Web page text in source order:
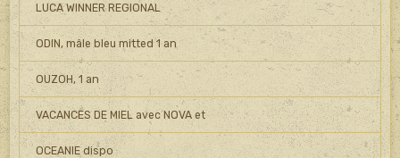
LUCA WINNER REGIONAL
ODIN, mâle bleu mitted 1 an
OUZOH, 1 an
VACANCES DE MIEL avec NOVA et
OCEANIE dispo